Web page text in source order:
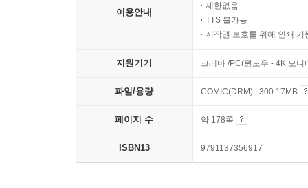
이용안내
제한없음
TTS 불가능
저작권 보호를 위해 인쇄 기
지원기기 크레마 /PC(윈도우 - 4K 모
파일/용량 COMIC(DRM) | 300.17MB
페이지 수 약 178쪽
ISBN13 9791137356917